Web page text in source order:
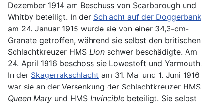
Dezember 1914 am Beschuss von Scarborough und
Whitby beteiligt. In der Schlacht auf der Doggerbank
am 24. Januar 1915 wurde sie von einer 34,3-cm-
Granate getroffen, während sie selbst den britischen
Schlachtkreuzer HMS Lion schwer beschädigte. Am
24. April 1916 beschoss sie Lowestoft und Yarmouth.
In der Skagerrakschlacht am 31. Mai und 1. Juni 1916
war sie an der Versenkung der Schlachtkreuzer HMS
Queen Mary und HMS Invincible beteiligt. Sie selbst